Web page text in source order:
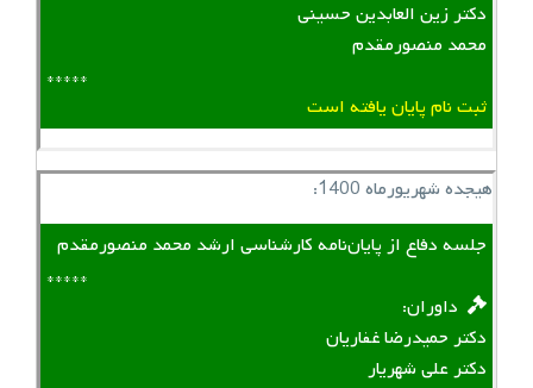
دکتر زین العابدین حسینی
محمد منصورمقدم
*****
ثبت نام پایان یافته است
هیجده شهریورماه 1400:
جلسه دفاع از پایان‌نامه کارشناسی ارشد محمد منصورمقدم
*****
‌ ‌ داوران:
دکتر حمیدرضا غفاریان
دکتر علی شهریار